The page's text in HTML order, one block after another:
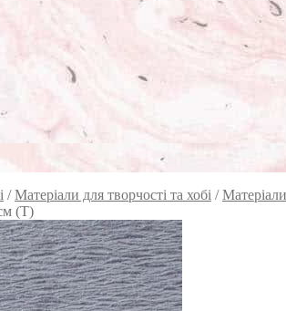
/Матеріали для творчості та хобі /
(Т)